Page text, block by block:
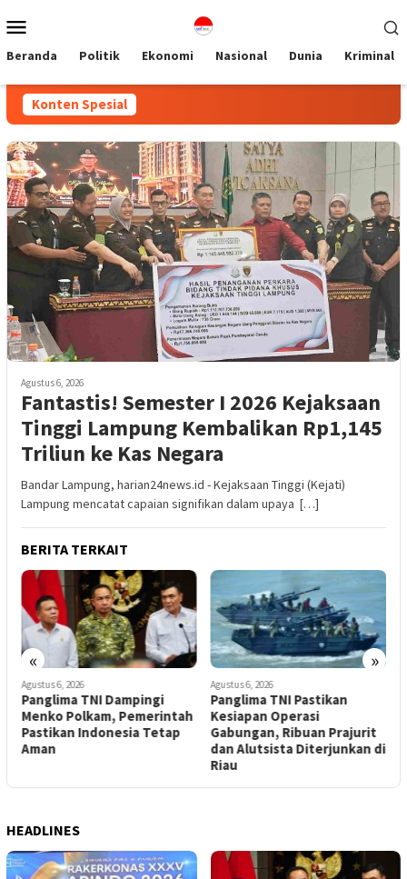
ke
Mobile
Beranda Politik Ekonomi Nasional Dunia Kriminal
Konten Spesial
Agustus 6, 2026
Fantastis! Semester I 2026 Kejaksaan
Tinggi Lampung Kembalikan Rp1,145
Triliun ke Kas Negara
Bandar Lampung, harian24news.id - Kejaksaan Tinggi (Kejati)
Lampung mencatat capaian signifikan dalam upaya […]
BERITA TERKAIT
« »
Agustus 6, 2026
Panglima TNI Dampingi
Menko Polkam, Pemerintah
Pastikan Indonesia Tetap
Aman
Agustus 6, 2026
Panglima TNI Pastikan
Kesiapan Operasi
Gabungan, Ribuan Prajurit
dan Alutsista Diterjunkan di
Riau
HEADLINES